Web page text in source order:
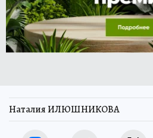
Наталия ИЛЮШНИКОВА